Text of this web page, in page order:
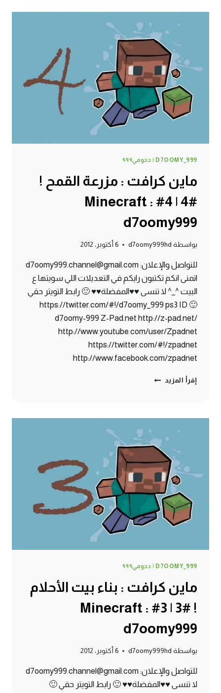
الحيوانات
5#
MINECRAFT
:
D7OOMY999
D7OOMY_999 | دحومي٩٩٩
ماين كرافت : مزرعة القمح !
#4 | 4# Minecraft :
d7oomy999
بواسطة d7oomy999hd 6 أكتوبر، 2012
للتواصل والإعلان: d7oomy999.channel@gmail.com
اتمنى انكم تكتبون رايكم في التعديلات اللي سويتها ع
البيت ^_^ لا تنسى ♥♥المفضلة♥♥ 🙂 رابط التويتر حقي
🙂 https://twitter.com/#!/d7oomy_999 ps3 ID
d7oomy-999 Z-Pad.net http://z-pad.net/
http://www.youtube.com/user/Zpadnet
https://twitter.com/#!/zpadnet
http://www.facebook.com/zpadnet
إقرأ المزيد ماين
القمح
#4
|
4#
MINECRAFT
:
D7OOMY999
D7OOMY_999 | دحومي٩٩٩
ماين كرافت : بناء بيت الأحلام
! #3 | 3# Minecraft :
d7oomy999
بواسطة d7oomy999hd 6 أكتوبر، 2012
للتواصل والإعلان: d7oomy999.channel@gmail.com
لا تنسى ♥♥المفضلة♥♥ 🙂 رابط التويتر حقي 🙂